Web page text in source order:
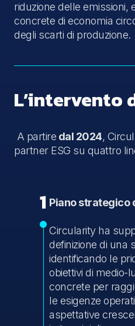
riduzione delle emissioni,
concrete di economia
degli scarti di produzione.
L’intervento
A partire dal 2024,
partner ESG su quattro
1 Piano strategico
Circularity ha
definizione di una
identificando le
obiettivi di medio-
concrete per
le esigenze
aspettative